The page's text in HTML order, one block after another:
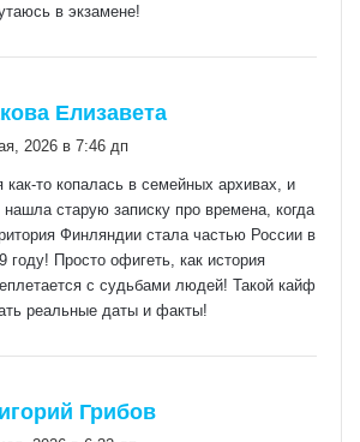
в экзамене!
Елизавета
2026 в 7:46 дп
как-то копалась в семейных архивах, и
нашла старую записку про времена, когда
Финляндии стала частью России в
году! Просто офигеть, как история
с судьбами людей! Такой кайф
реальные даты и факты!
Грибов